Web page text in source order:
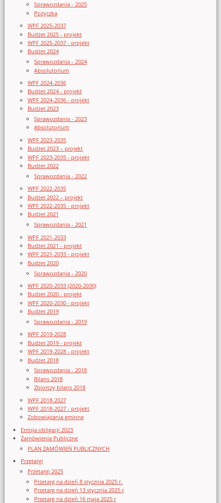
Sprawozdania - 2025
Pożyczka
WPF 2025-2037
Budżet 2025 - projekt
WPF 2025-2037 - projekt
Budżet 2024
Sprawozdania - 2024
Absolutorium
WPF 2024-2036
Budżet 2024 - projekt
WPF 2024-2036 - projekt
Budżet 2023
Sprawozdania - 2023
Absolutorium
WPF 2023-2035
Budżet 2023 – projekt
WPF 2023-2035 - projekt
Budżet 2022
Sprawozdania - 2022
WPF 2022-2035
Budżet 2022 – projekt
WPF 2022-2035 - projekt
Budżet 2021
Sprawozdania - 2021
WPF 2021-2033
Budżet 2021 - projekt
WPF 2021-2033 - projekt
Budżet 2020
Sprawozdania - 2020
WPF 2020-2033 (2020-2030)
Budżet 2020 - projekt
WPF 2020-2030 - projekt
Budżet 2019
Sprawozdania - 2019
WPF 2019-2028
Budżet 2019 - projekt
WPF 2019-2028 - projekt
Budżet 2018
Sprawozdania - 2018
Bilans 2018
Zbiorczy bilans 2018
WPF 2018-2027
WPF 2018-2027 - projekt
Zobowiązania gminne
Emisja obligacji 2023
Zamówienia Publiczne
PLAN ZAMÓWIEŃ PUBLICZNYCH
Przetargi
Przetargi 2025
Przetarg na dzień 8 stycznia 2025 r.
Przetarg na dzień 13 stycznia 2025 r
Przetarg na dzień 16 maja 2025 r